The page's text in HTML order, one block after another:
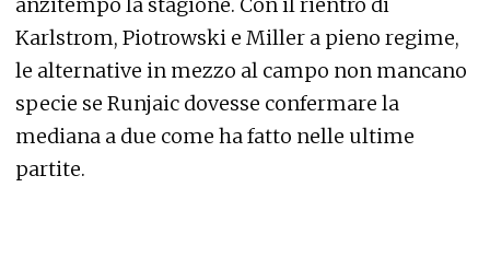
Karlstrom, Piotrowski e Miller a pieno regime,
le alternative in mezzo al campo non mancano
specie se Runjaic dovesse confermare la
mediana a due come ha fatto nelle ultime
partite.